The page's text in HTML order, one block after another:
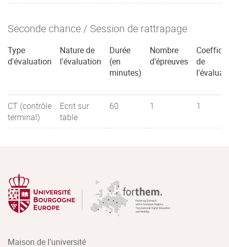
Seconde chance / Session de rattrapage
Type
d'évaluation
Nature de
l'évaluation
Durée
(en
minutes)
Nombre
d'épreuves
de
CT (contrôle
terminal)
Ecrit sur
table
60 1 1
Maison de l'université